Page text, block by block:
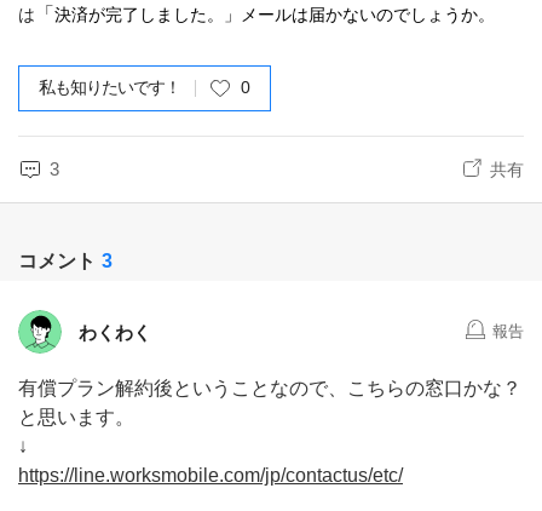
は 「 決済が完了しました。」メールは届かないのでしょうか。
私も知りたいです！ 0
3 共有
コメント 3
わくわく 報告
有償プラン解約後ということなので、こちらの窓口かな？
と思います。
↓
https://line.worksmobile.com/jp/contactus/etc/